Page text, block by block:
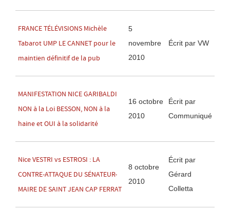
FRANCE TÉLÉVISIONS Michèle
Tabarot UMP LE CANNET pour le
maintien définitif de la pub
5
novembre
2010
Écrit par VW
MANIFESTATION NICE GARIBALDI
NON à la Loi BESSON, NON à la
haine et OUI à la solidarité
16 octobre
2010
Écrit par
Communiqué
Nice VESTRI vs ESTROSI : LA
CONTRE-ATTAQUE DU SÉNATEUR-
MAIRE DE SAINT JEAN CAP FERRAT
8 octobre
2010
Écrit par
Gérard
Colletta